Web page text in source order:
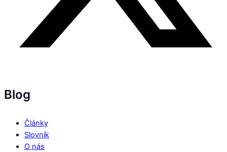
Blog
Články
Slovník
O nás